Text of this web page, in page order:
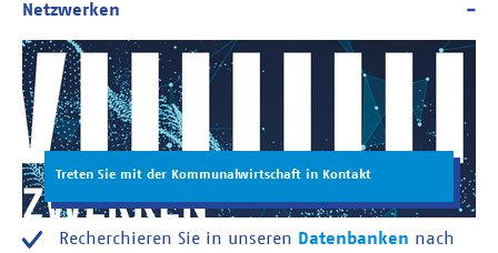
Treten Sie mit der Kommunalwirtschaft in Kontakt
Recherchieren Sie in unseren Datenbanken nach